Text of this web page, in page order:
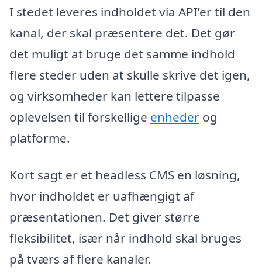
I stedet leveres indholdet via API’er til den
kanal, der skal præsentere det. Det gør
det muligt at bruge det samme indhold
flere steder uden at skulle skrive det igen,
og virksomheder kan lettere tilpasse
oplevelsen til forskellige enheder og
platforme.
Kort sagt er et headless CMS en løsning,
hvor indholdet er uafhængigt af
præsentationen. Det giver større
fleksibilitet, især når indhold skal bruges
på tværs af flere kanaler.